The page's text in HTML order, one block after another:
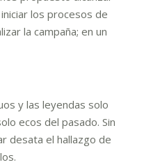
los procesos de
la campaña; en un
y las leyendas solo
ecos del pasado. Sin
desata el hallazgo de